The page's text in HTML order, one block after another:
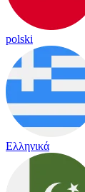
polski
Ελληνικά